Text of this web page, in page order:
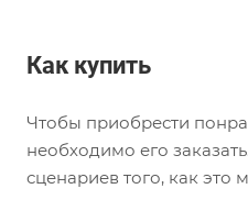
Как купить
Чтобы приобрести
необходимо его
сценариев того, как это